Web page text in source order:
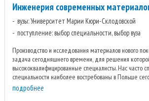
Инженерия современных
вузы: Университет Марии Кюри-Склодовской
поступление: выбор специальности, выбор вуза
Производство и исследования материалов нового
задача сегодняшнего времени, для решения
высококвалифицированные специалисты. Нас часто
специальности наиболее востребованы в Польше
подробнее